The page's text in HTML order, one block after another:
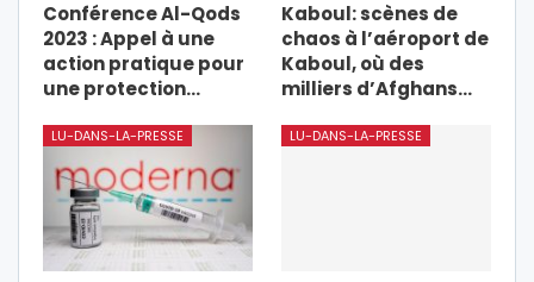
Conférence Al-Qods
2023 : Appel à une
action pratique pour
une protection…
Kaboul: scènes de
chaos à l’aéroport de
Kaboul, où des
milliers d’Afghans…
LU-DANS-LA-PRESSE LU-DANS-LA-PRESSE